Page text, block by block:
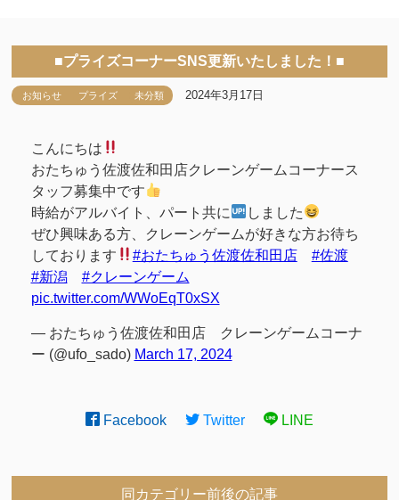
■プライズコーナーSNS更新いたしました！■
お知らせ プライズ 未分類 2024年3月17日
こんにちは
おたちゅう佐渡佐和田店クレーンゲームコーナース
タッフ募集中です
時給がアルバイト、パート共に
しました
ぜひ興味ある方、クレーンゲームが好きな方お待ち
しております
#おたちゅう佐渡佐和田店
#佐渡
#新潟
#クレーンゲーム
pic.twitter.com/WWoEqT0xSX
— おたちゅう佐渡佐和田店 クレーンゲームコーナ
ー (@ufo_sado) March 17, 2024
Facebook Twitter LINE
同カテゴリー前後の記事